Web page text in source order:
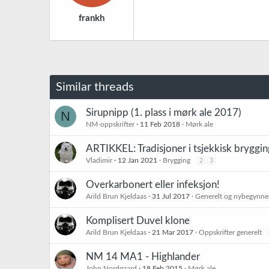
frankh
Similar threads
N Sirupnipp (1. plass i mørk ale 2017)
NM-oppskrifter 11 Feb 2018 Mørk ale
ARTIKKEL: Tradisjoner i tsjekkisk
Vladimir 12 Jan 2021 Brygging 2 3
Overkarbonert eller infeksjon!
Arild Brun Kjeldaas 31 Jul 2017 Generelt og
Komplisert Duvel klone
Arild Brun Kjeldaas 21 Mar 2017 Oppskrifter generelt
NM 14 MA1 - Highlander